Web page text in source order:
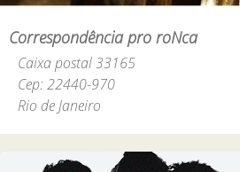
Correspondência pro roNca
Caixa postal 33165
Cep: 22440-970
Rio de Janeiro